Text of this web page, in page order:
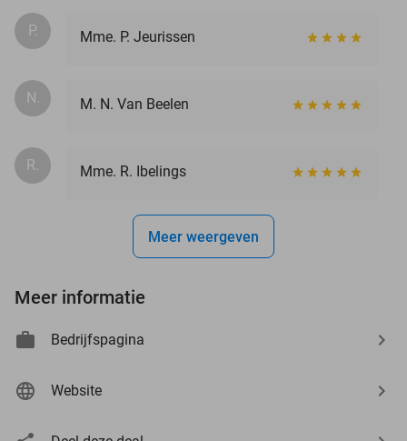
P. Mme. P. Jeurissen
N. M. N. Van Beelen
R. Mme. R. Ibelings
Meer weergeven
Meer informatie
Bedrijfspagina
Website